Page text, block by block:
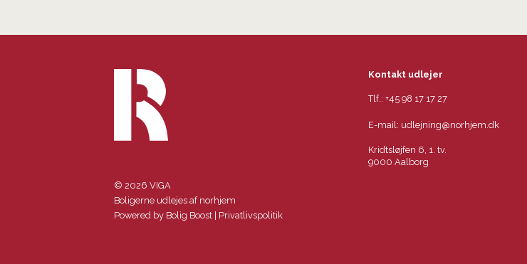
© 2026 VIGA
Boligerne udlejes af norhjem
Powered by Bolig Boost Privatlivspolitik
Kontakt udlejer
Tlf.:+45 98 17 17 27
E-mail: udlejning@norhjem.dk
Kridtsløjfen 6, 1. tv.
9000 Aalborg